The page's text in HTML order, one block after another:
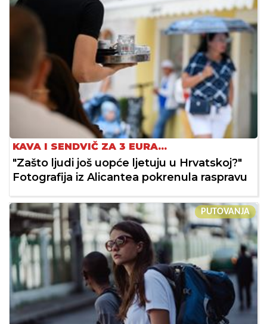
KAVA I SENDVIČ ZA 3 EURA...
"Zašto ljudi još uopće ljetuju u Hrvatskoj?"
Fotografija iz Alicantea pokrenula raspravu
PUTOVANJA